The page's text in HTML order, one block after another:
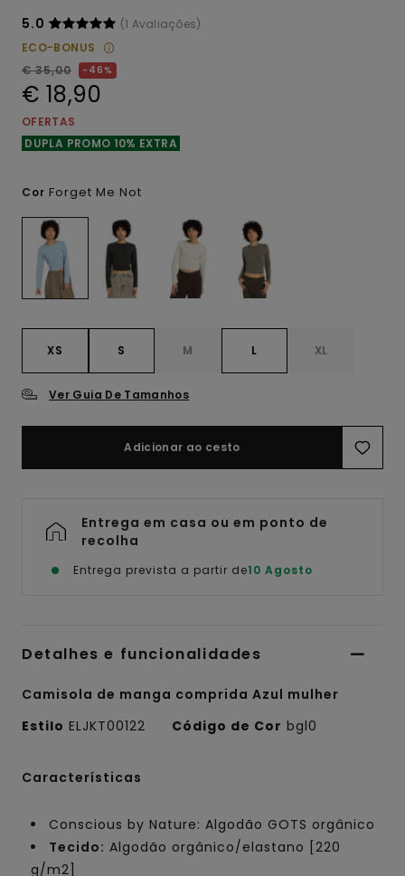
5.0
(1 Avaliações)
ECO-BONUS
€ 35,00
46%
€ 18,90
OFERTAS
DUPLA PROMO 10% EXTRA
Cor Forget Me Not
XS S M L XL
Ver Guia De Tamanhos
Adicionar ao cesto
Entrega em casa ou em ponto de
recolha
Entrega prevista a partir de10 Agosto
Detalhes e funcionalidades
Camisola de manga comprida Azul mulher
Estilo ELJKT00122 Código de Cor bgl0
Características
Conscious by Nature: Algodão GOTS orgânico
Tecido: Algodão orgânico/elastano [220
g/m2]